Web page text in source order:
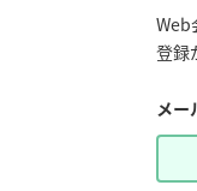
Web
登録
メー